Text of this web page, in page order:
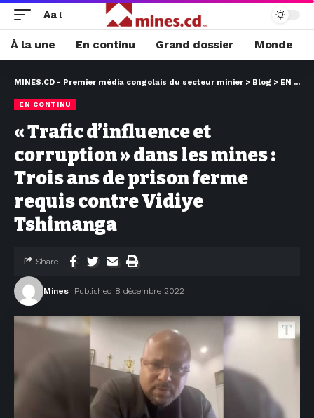
Aa
À la une En continu Grand dossier Monde
MINES.CD - Premier média congolais du secteur minier > Blog > EN CONTINU
EN CONTINU
« Trafic d’influence et
corruption » dans les mines :
Trois ans de prison ferme
requis contre Vidiye
Tshimanga
Mines Published 8 décembre 2022
Share